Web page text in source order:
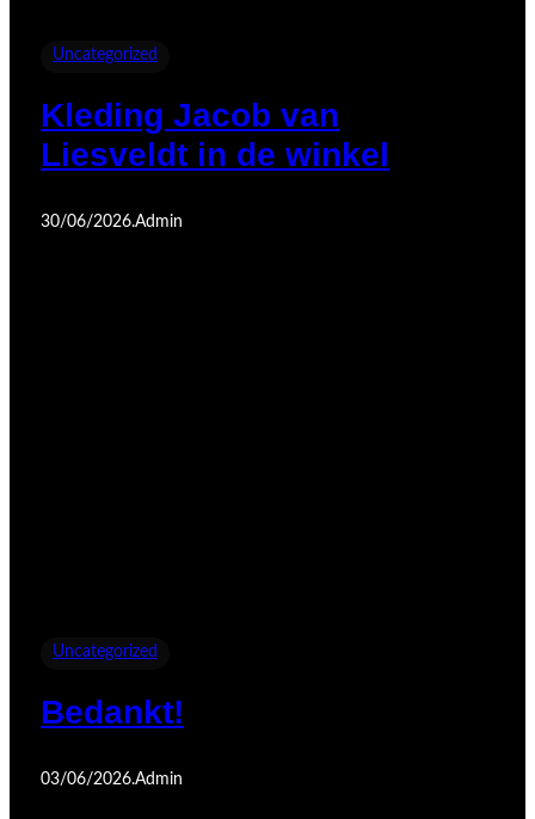
Uncategorized
Kleding Jacob van
Liesveldt in de winkel
30/06/2026.Admin
Uncategorized
Bedankt!
03/06/2026.Admin